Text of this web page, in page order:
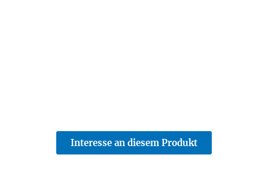
Interesse an diesem Produkt